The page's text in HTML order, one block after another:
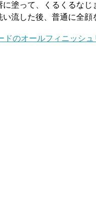
塗って、くるくるなじ
流した後、普通に全顔
ドのオールフィニッシ